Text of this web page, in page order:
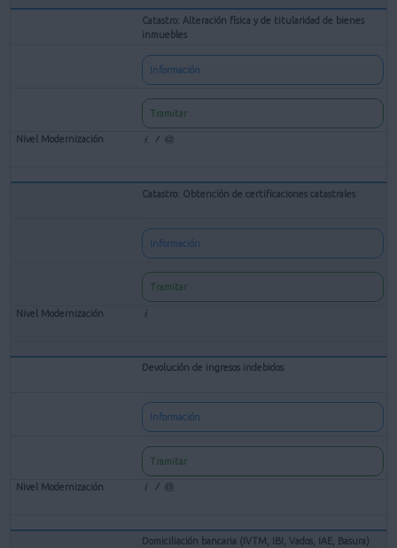
Catastro: Alteración física y de titularidad de bienes
inmuebles
Información
Tramitar
Catastro: Obtención de certificaciones catastrales
Información
Tramitar
Devolución de ingresos indebidos
Información
Tramitar
Domiciliación bancaria (IVTM, IBI, Vados, IAE, Basura)